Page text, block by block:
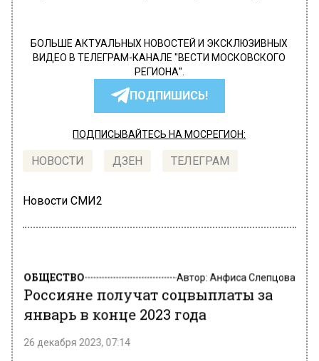
БОЛЬШЕ АКТУАЛЬНЫХ НОВОСТЕЙ И ЭКСКЛЮЗИВНЫХ
ВИДЕО В ТЕЛЕГРАМ-КАНАЛЕ "ВЕСТИ МОСКОВСКОГО
РЕГИОНА".
ПОДПИШИСЬ!
ПОДПИСЫВАЙТЕСЬ НА МОСРЕГИОН:
НОВОСТИ ДЗЕН ТЕЛЕГРАМ
Новости СМИ2
ОБЩЕСТВО Автор: Анфиса Слепцова
Россияне получат соцвыплаты за
январь в конце 2023 года
26 декабря 2023, 07:14